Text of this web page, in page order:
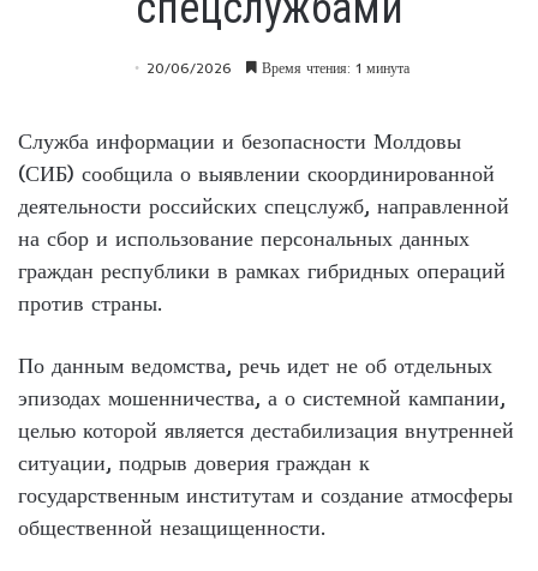
20/06/2026 Время чтения: 1 минута
Служба информации и безопасности Молдовы
(СИБ) сообщила о выявлении скоординированной
деятельности российских спецслужб, направленной
на сбор и использование персональных данных
граждан республики в рамках гибридных операций
против страны.
По данным ведомства, речь идет не об отдельных
эпизодах мошенничества, а о системной кампании,
целью которой является дестабилизация внутренней
ситуации, подрыв доверия граждан к
государственным институтам и создание атмосферы
общественной незащищенности.